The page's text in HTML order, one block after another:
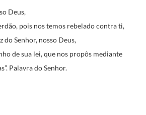
Deus,
pois nos temos rebelado contra ti,
do Senhor, nosso Deus,
de sua lei,que nos propôs mediante
Palavra do Senhor.